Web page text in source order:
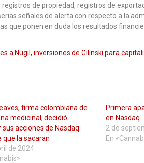
de propiedad, registros de
señales de alerta con respecto a la
que ponen en duda los resultados
a Nugil, inversiones de Gilinski para
firma colombiana de
medicinal, decidió
sus acciones de Nasdaq
que la sacaran
de 2024
Primera
en Nasdaq
2 de
En